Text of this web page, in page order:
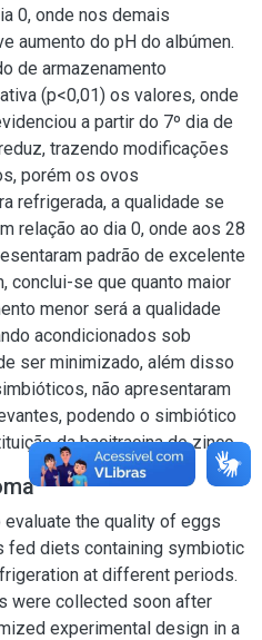
0, onde nos demais
aumento do pH do albúmen.
de armazenamento
(p<0,01) os valores, onde
a partir do 7º dia de
trazendo modificações
porém os ovos
refrigerada, a qualidade se
relação ao dia 0, onde aos 28
padrão de excelente
conclui-se que quanto maior
menor será a qualidade
acondicionados sob
ser minimizado, além disso
não apresentaram
podendo o simbiótico
da bacitracina de zinco.
the quality of eggs
fed diets containing symbiotic
at different periods.
were collected soon after
experimental design in a